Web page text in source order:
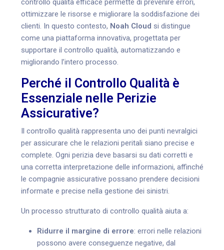
controllo qualità efficace permette di prevenire errori,
ottimizzare le risorse e migliorare la soddisfazione dei
clienti. In questo contesto, Noah Cloud si distingue
come una piattaforma innovativa, progettata per
supportare il controllo qualità, automatizzando e
migliorando l’intero processo.
Perché il Controllo Qualità è
Essenziale nelle Perizie
Assicurative?
Il controllo qualità rappresenta uno dei punti nevralgici
per assicurare che le relazioni peritali siano precise e
complete. Ogni perizia deve basarsi su dati corretti e
una corretta interpretazione delle informazioni, affinché
le compagnie assicurative possano prendere decisioni
informate e precise nella gestione dei sinistri.
Un processo strutturato di controllo qualità aiuta a:
Ridurre il margine di errore: errori nelle relazioni
possono avere conseguenze negative, dal